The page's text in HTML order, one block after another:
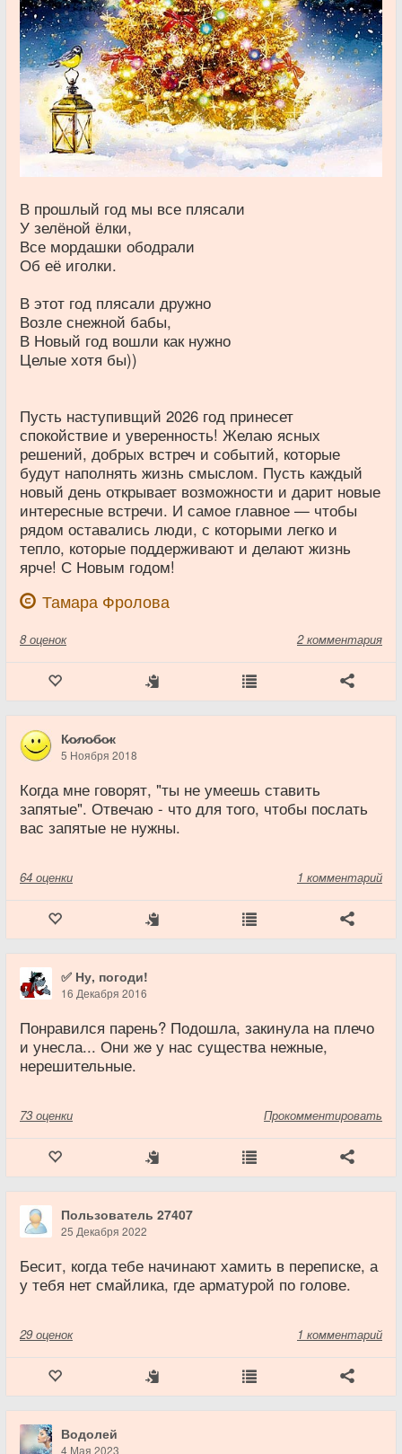
В прошлый год мы все плясали
У зелёной ёлки,
Все мордашки ободрали
Об её иголки.
В этот год плясали дружно
Возле снежной бабы,
В Новый год вошли как нужно
Целые хотя бы))
Пусть наступивщий 2026 год принесет
спокойствие и уверенность! Желаю ясных
решений, добрых встреч и событий, которые
будут наполнять жизнь смыслом. Пусть каждый
новый день открывает возможности и дарит новые
интересные встречи. И самое главное — чтобы
рядом оставались люди, с которыми легко и
тепло, которые поддерживают и делают жизнь
ярче! С Новым годом!
Тамара Фролова
8 оценок 2 комментария
К̷о̷л̷о̷б̷о̷к
5 Ноября 2018
Когда мне говорят, "ты не умеешь ставить
запятые". Отвечаю - что для того, чтобы послать
вас запятые не нужны.
64 оценки 1 комментарий
✅ Ну, погоди!
16 Декабря 2016
Понравился парень? Подошла, закинула нa плечо
и унесла... Они жe у нас существа нежные,
нерешительные.
73 оценки Прокомментировать
Пользователь 27407
25 Декабря 2022
Бесит, когда тебе начинают хамить в переписке, а
у тебя нет смайлика, где арматурой по голове.
29 оценок 1 комментарий
Водолей
4 Мая 2023